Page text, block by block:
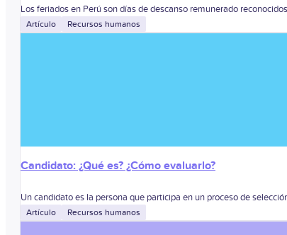
Los feriados en Perú son días de descanso remunerado
Artículo Recursos humanos
Candidato: ¿Qué es? ¿Cómo evaluarlo?
Un candidato es la persona que participa en un proceso de
Artículo Recursos humanos